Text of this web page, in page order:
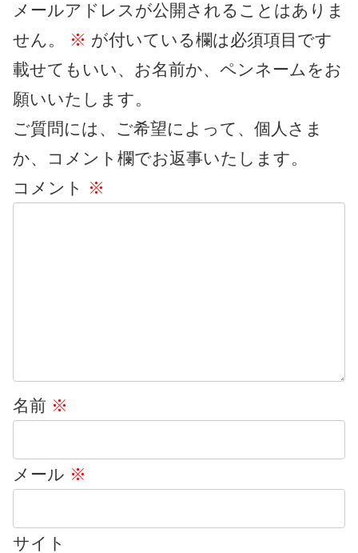
メールアドレスが公開されることはありま
せん。
※ が付いている欄は必須項目です
載せてもいい、お名前か、ペンネームをお
願いいたします。
ご質問には、ご希望によって、個人さま
か、コメント欄でお返事いたします。
コメント
※
名前 ※
メール ※
サイト